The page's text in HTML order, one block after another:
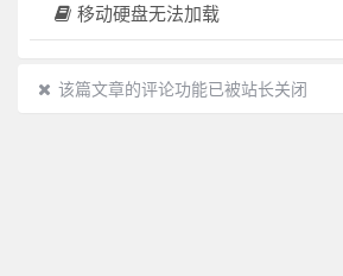
移动硬盘无法加载
该篇文章的评论功能已被站长关闭